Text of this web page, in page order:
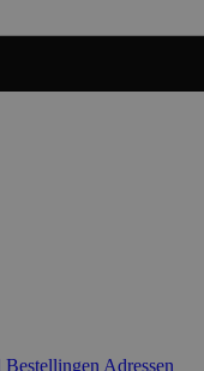
Bestellingen Adressen